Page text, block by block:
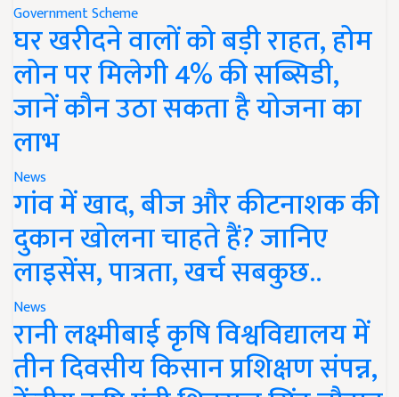
Government Scheme
घर खरीदने वालों को बड़ी राहत, होम
लोन पर मिलेगी 4% की सब्सिडी,
जानें कौन उठा सकता है योजना का
लाभ
News
गांव में खाद, बीज और कीटनाशक की
दुकान खोलना चाहते हैं? जानिए
लाइसेंस, पात्रता, खर्च सबकुछ..
News
रानी लक्ष्मीबाई कृषि विश्वविद्यालय में
तीन दिवसीय किसान प्रशिक्षण संपन्न,